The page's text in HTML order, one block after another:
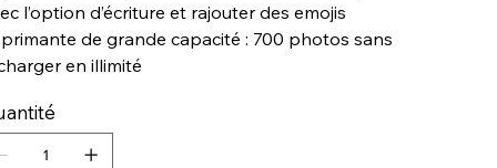
l’option d’écriture et rajouter des emojis
de grande capacité : 700 photos sans
en illimité